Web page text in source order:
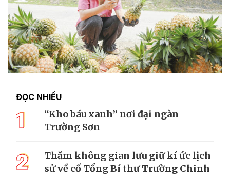
ĐỌC NHIỀU
1
“Kho báu xanh” nơi đại ngàn
Trường Sơn
2
Thăm không gian lưu giữ kí ức lịch
sử về cố Tổng Bí thư Trường Chinh